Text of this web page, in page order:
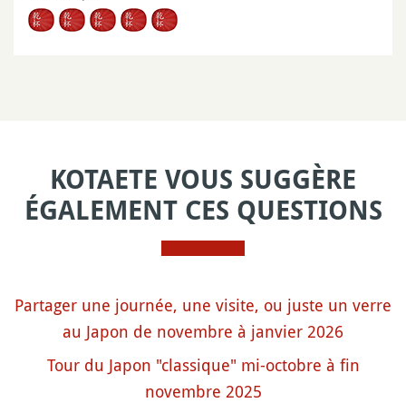
KOTAETE VOUS SUGGÈRE
ÉGALEMENT CES QUESTIONS
Partager une journée, une visite, ou juste un verre
au Japon de novembre à janvier 2026
Tour du Japon "classique" mi-octobre à fin
novembre 2025